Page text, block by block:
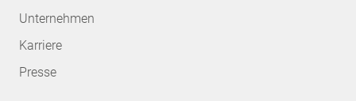
Unternehmen
Karriere
Presse